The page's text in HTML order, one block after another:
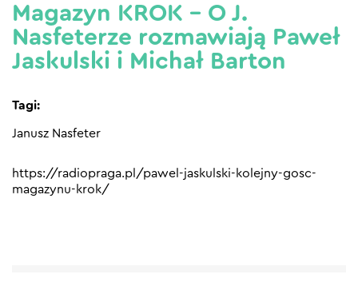
Magazyn KROK – O J.
Nasfeterze rozmawiają Paweł
Jaskulski i Michał Barton
Tagi:
Janusz Nasfeter
https://radiopraga.pl/pawel-jaskulski-kolejny-gosc-
magazynu-krok/